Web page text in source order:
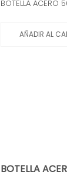
BOTELLA ACERO
AÑADIR AL
BOTELLA